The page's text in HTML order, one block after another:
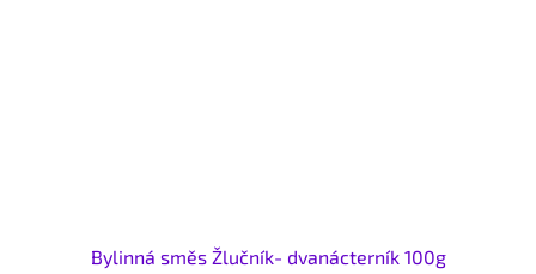
Bylinná směs Žlučník- dvanácterník 100g